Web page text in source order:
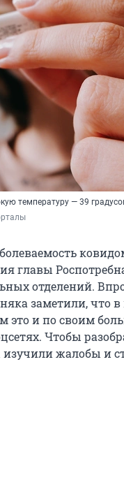
температуру — 39
главы
отделений.
заметили, что в
это и по своим
Чтобы
изучили жалобы и